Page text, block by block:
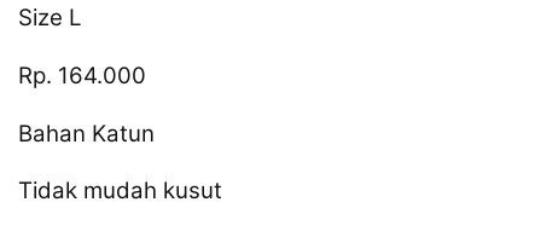
Size L
Rp. 164.000
Bahan Katun
Tidak mudah kusut